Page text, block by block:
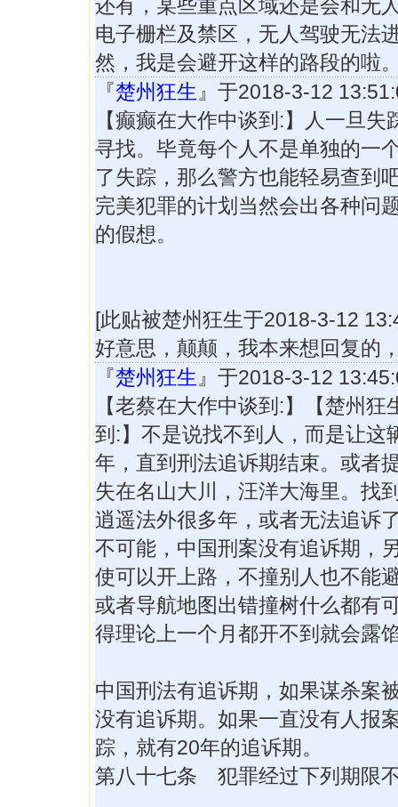
还有，某些重点区域还是会和无
电子栅栏及禁区，无人驾驶无法
然，我是会避开这样的路段的啦
『楚州狂生 』于2018-3-12
【癫癫在大作中谈到:】人一旦失
寻找。毕竟每个人不是单独的一
了失踪，那么警方也能轻易查到
完美犯罪的计划当然会出各种问
的假想。
[此贴被楚州狂生于2018-3-12
好意思，颠颠，我本来想回复的
『楚州狂生 』于2018-3-12
【老蔡在大作中谈到:】【楚州狂
到:】不是说找不到人，而是让这
年，直到刑法追诉期结束。或者
失在名山大川，汪洋大海里。找
逍遥法外很多年，或者无法追诉
不可能，中国刑案没有追诉期，
使可以开上路，不撞别人也不能
或者导航地图出错撞树什么都有
得理论上一个月都开不到就会露
中国刑法有追诉期，如果谋杀案
没有追诉期。如果一直没有人报
踪，就有20年的追诉期。
第八十七条 犯罪经过下列期限